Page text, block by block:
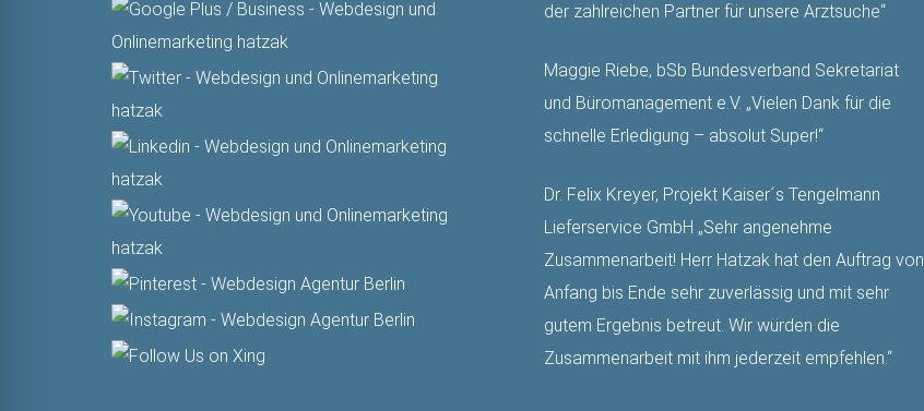
der zahlreichen Partner für unsere Arztsuche“
Maggie Riebe, bSb Bundesverband Sekretariat
und Büromanagement e.V. „Vielen Dank für die
schnelle Erledigung – absolut Super!“
Dr. Felix Kreyer, Projekt Kaiser´s Tengelmann
Lieferservice GmbH „Sehr angenehme
Zusammenarbeit! Herr Hatzak hat den Auftrag von
Anfang bis Ende sehr zuverlässig und mit sehr
gutem Ergebnis betreut. Wir würden die
Zusammenarbeit mit ihm jederzeit empfehlen.“